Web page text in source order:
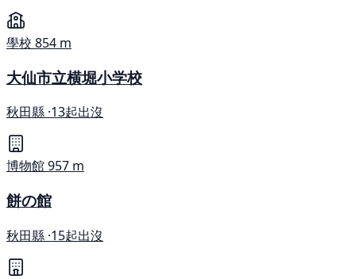
學校 854 m
大仙市立横堀小学校
秋田縣 ·13起出沒
博物館957 m
餅の館
秋田縣 ·15起出沒